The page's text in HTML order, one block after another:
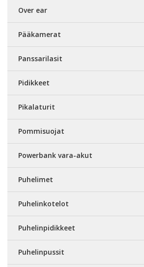
Over ear
Pääkamerat
Panssarilasit
Pidikkeet
Pikalaturit
Pommisuojat
Powerbank vara-akut
Puhelimet
Puhelinkotelot
Puhelinpidikkeet
Puhelinpussit